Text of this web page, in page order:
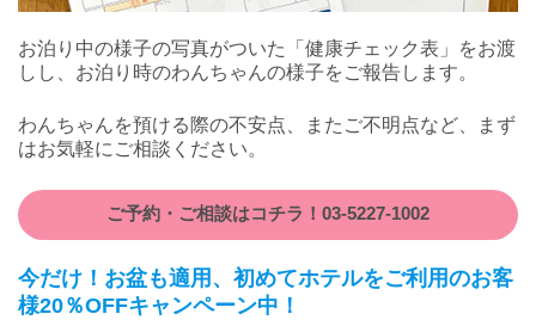
お泊り中の様子の写真がついた「健康チェック表」をお渡
しし、お泊り時のわんちゃんの様子をご報告します。
わんちゃんを預ける際の不安点、またご不明点など、まず
はお気軽にご相談ください。
ご予約・ご相談はコチラ！03-5227-1002
今だけ！お盆も適用、初めてホテルをご利用のお客
様20％OFFキャンペーン中！